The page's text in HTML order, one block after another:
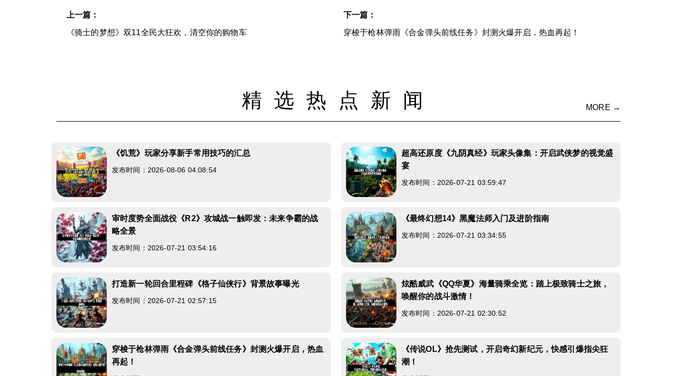
上一篇：
《骑士的梦想》双11全民大狂欢，清空你的购物车
下一篇：
穿梭于枪林弹雨《合金弹头前线任务》封测火爆开启，热血再起！
精选热点新闻 MORE →
《饥荒》玩家分享新手常用技巧的汇总
发布时间：2026-08-06 04:08:54
超高还原度《九阴真经》玩家头像集：开启武侠梦的视觉盛
宴
发布时间：2026-07-21 03:59:47
审时度势全面战役《R2》攻城战一触即发：未来争霸的战
略全景
发布时间：2026-07-21 03:54:16
《最终幻想14》黑魔法师入门及进阶指南
发布时间：2026-07-21 03:34:55
打造新一轮回合里程碑《格子仙侠行》背景故事曝光
发布时间：2026-07-21 02:57:15
炫酷威武《QQ华夏》海量骑乘全览：踏上极致骑士之旅，
唤醒你的战斗激情！
发布时间：2026-07-21 02:30:52
穿梭于枪林弹雨《合金弹头前线任务》封测火爆开启，热血
再起！
《传说OL》抢先测试，开启奇幻新纪元，快感引爆指尖狂
潮！